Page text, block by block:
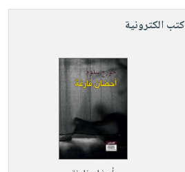
كتب الكترونية